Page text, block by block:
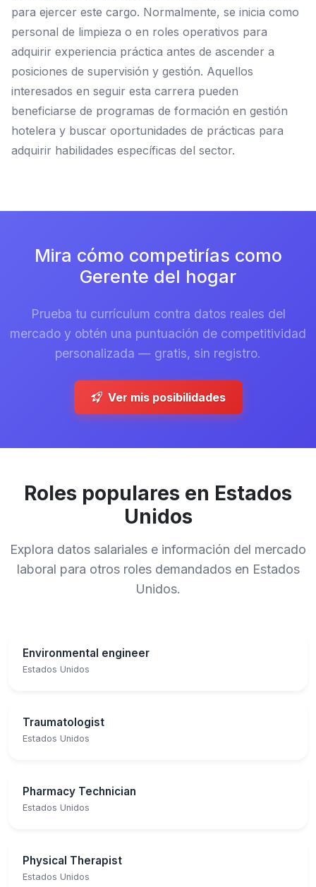
para ejercer este cargo. Normalmente, se inicia como
personal de limpieza o en roles operativos para
adquirir experiencia práctica antes de ascender a
posiciones de supervisión y gestión. Aquellos
interesados en seguir esta carrera pueden
beneficiarse de programas de formación en gestión
hotelera y buscar oportunidades de prácticas para
adquirir habilidades específicas del sector.
Mira cómo competirías como
Gerente del hogar
Prueba tu currículum contra datos reales del
mercado y obtén una puntuación de competitividad
personalizada — gratis, sin registro.
Ver mis posibilidades
Roles populares en Estados
Unidos
Explora datos salariales e información del mercado
laboral para otros roles demandados en Estados
Unidos.
Environmental engineer
Estados Unidos
Traumatologist
Estados Unidos
Pharmacy Technician
Estados Unidos
Physical Therapist
Estados Unidos